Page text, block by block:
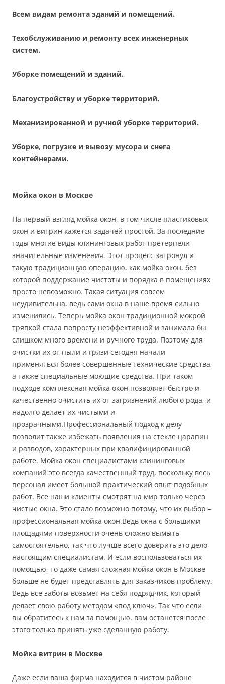
Всем видам ремонта зданий и помещений.
Техобслуживанию и ремонту всех инженерных
систем.
Уборке помещений и зданий.
Благоустройству и уборке территорий.
Механизированной и ручной уборке территорий.
Уборке, погрузке и вывозу мусора и снега
контейнерами.
Мойка окон в Москве
На первый взгляд мойка окон, в том числе пластиковых
окон и витрин кажется задачей простой. За последние
годы многие виды клининговых работ претерпели
значительные изменения. Этот процесс затронул и
такую традиционную операцию, как мойка окон, без
которой поддержание чистоты и порядка в помещениях
просто невозможно. Такая ситуация совсем
неудивительна, ведь сами окна в наше время сильно
изменились. Теперь мойка окон традиционной мокрой
тряпкой стала попросту неэффективной и занимала бы
слишком много времени и ручного труда. Поэтому для
очистки их от пыли и грязи сегодня начали
применяться более совершенные технические средства,
а также специальные моющие средства. При таком
подходе комплексная мойка окон позволяет быстро и
качественно очистить их от загрязнений любого рода, и
надолго делает их чистыми и
прозрачными.Профессиональный подход к делу
позволит также избежать появления на стекле царапин
и разводов, характерных при квалифицированной
работе. Мойка окон специалистами клининговых
компаний это всегда качественный труд, поскольку весь
персонал имеет большой практический опыт подобных
работ. Все наши клиенты смотрят на мир только через
чистые окна. Это стало возможно потому, что их выбор –
профессиональная мойка окон.Ведь окна с большими
площадями поверхности очень сложно вымыть
самостоятельно, так что лучше всего доверить это дело
настоящим специалистам. И если воспользоваться их
помощью, то даже самая сложная мойка окон в Москве
больше не будет представлять для заказчиков проблему.
Ведь все заботы возьмет на себя подрядчик, который
делает свою работу методом «под ключ». Так что если
вы обратитесь к нам за помощью, вам останется после
этого только принять уже сделанную работу.
Мойка витрин в Москве
Даже если ваша фирма находится в чистом районе